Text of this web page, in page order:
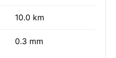
10.0 km
0.3 mm